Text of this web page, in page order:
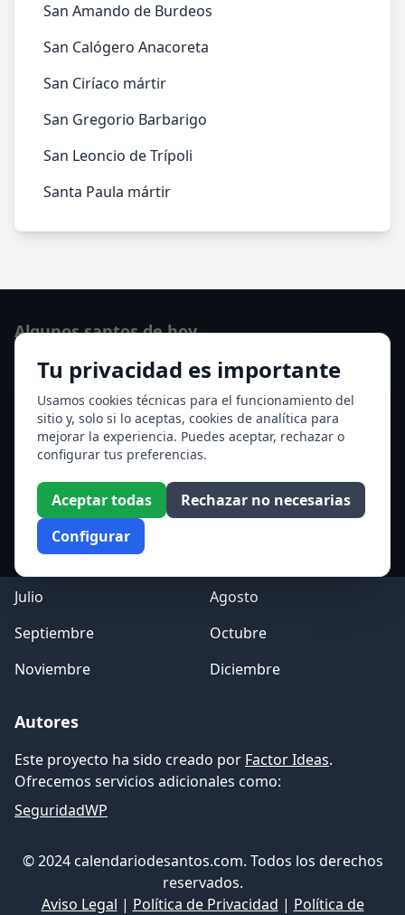
San Amando de Burdeos
San Calógero Anacoreta
San Ciríaco mártir
San Gregorio Barbarigo
San Leoncio de Trípoli
Santa Paula mártir
Tu privacidad es importante
Usamos cookies técnicas para el funcionamiento del
sitio y, solo si lo aceptas, cookies de analítica para
mejorar la experiencia. Puedes aceptar, rechazar o
configurar tus preferencias.
Aceptar todas
Rechazar no necesarias
Configurar
Algunos santos de hoy
Santo Domingo de Guzmán
Ver todos los santos de hoy
Acceso a los Meses
Enero
Febrero
Marzo
Abril
Mayo
Julio
Agosto
Septiembre
Octubre
Noviembre
Diciembre
Autores
Este proyecto ha sido creado por Factor Ideas.
Ofrecemos servicios adicionales como:
SeguridadWP
© 2024 calendariodesantos.com. Todos los derechos
reservados.
Aviso Legal | Política de Privacidad | Política de